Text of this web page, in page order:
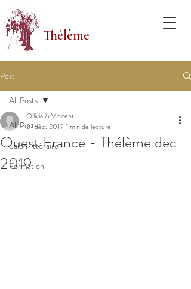
Thélème
Post
All Posts
Salon littéraire
Formation
All Posts
Ouest France - Thélème dec
2019
Ollivia & Vincent
31 déc. 2019 1 min de lecture